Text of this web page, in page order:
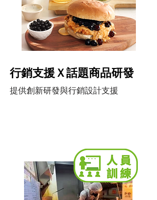
​行銷支援Ｘ話題商品研發
提供創新研發與行銷設計支援